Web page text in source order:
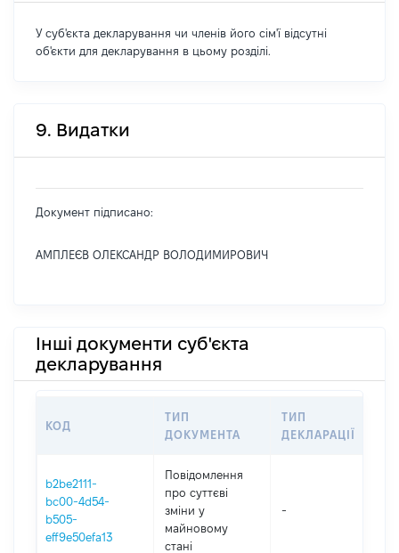
У суб'єкта декларування чи членів його сім'ї відсутні
об'єкти для декларування в цьому розділі.
9. Видатки
Документ підписано:
АМПЛЕЄВ ОЛЕКСАНДР ВОЛОДИМИРОВИЧ
Інші документи суб'єкта
декларування
КОД
ТИП
ДОКУМЕНТА
ТИП
ДЕКЛАРАЦІЇ
b2be2111-
bc00-4d54-
b505-
eff9e50efa13
Повідомлення
про суттєві
зміни y
майновому
стані
-